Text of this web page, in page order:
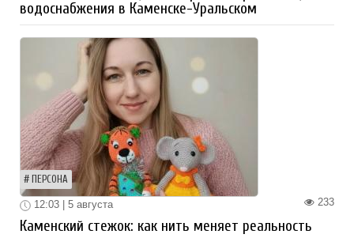
водоснабжения в Каменске-Уральском
ПЕРСОНА
233
12:03 | 5 августа
Каменский стежок: как нить меняет реальность